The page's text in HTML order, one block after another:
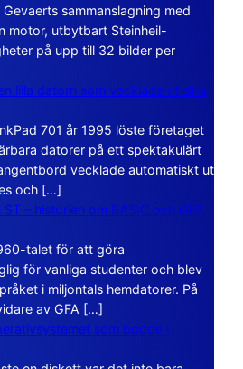
sammanslagning med
motor, utbytbart Steinheil-
på upp till 32 bilder per
lilla datorn som vecklade ut sina
701 år 1995 löste företaget
datorer på ett spektakulärt
vecklade automatiskt ut
och […]
– historien om BASIC och GFA
talet för att göra
för vanliga studenter och blev
i miljontals hemdatorer. På
av GFA […]
som bodde i